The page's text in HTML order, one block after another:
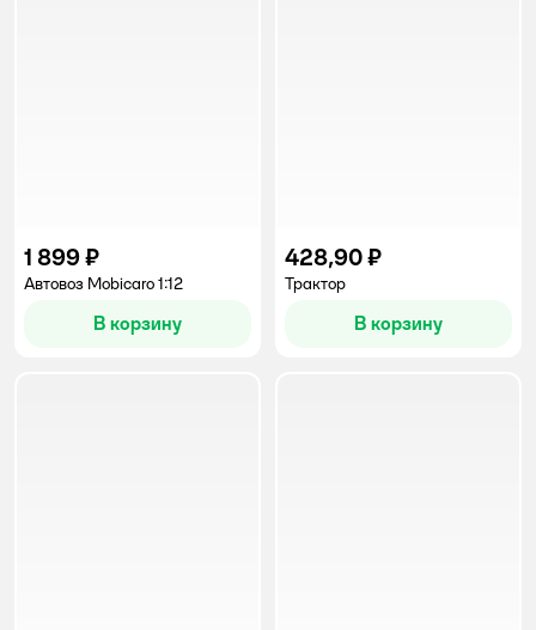
1 899 ₽
Автовоз Mobicaro 1:12
В корзину
428,90 ₽
Трактор
В корзину